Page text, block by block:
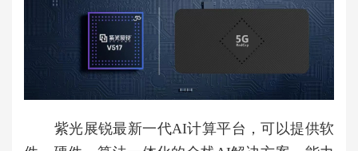
紫光展锐最新一代AI计算平台，可以提供软